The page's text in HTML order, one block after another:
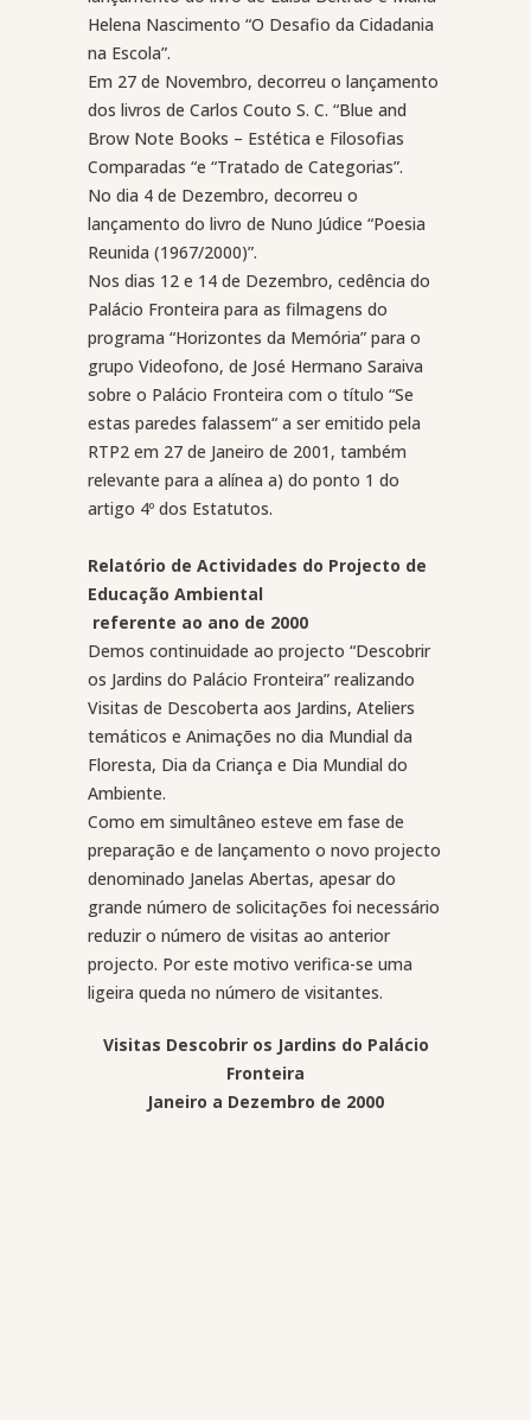
Helena Nascimento “O Desafio da Cidadania
na Escola”.
Em 27 de Novembro, decorreu o lançamento
dos livros de Carlos Couto S. C. “Blue and
Brow Note Books – Estética e Filosofias
Comparadas “e “Tratado de Categorias”.
No dia 4 de Dezembro, decorreu o
lançamento do livro de Nuno Júdice “Poesia
Reunida (1967/2000)”.
Nos dias 12 e 14 de Dezembro, cedência do
Palácio Fronteira para as filmagens do
programa “Horizontes da Memória” para o
grupo Videofono, de José Hermano Saraiva
sobre o Palácio Fronteira com o título “Se
estas paredes falassem“ a ser emitido pela
RTP2 em 27 de Janeiro de 2001, também
relevante para a alínea a) do ponto 1 do
artigo 4º dos Estatutos.
Relatório de Actividades do Projecto de
Educação Ambiental
referente ao ano de 2000
Demos continuidade ao projecto “Descobrir
os Jardins do Palácio Fronteira” realizando
Visitas de Descoberta aos Jardins, Ateliers
temáticos e Animações no dia Mundial da
Floresta, Dia da Criança e Dia Mundial do
Ambiente.
Como em simultâneo esteve em fase de
preparação e de lançamento o novo projecto
denominado Janelas Abertas, apesar do
grande número de solicitações foi necessário
reduzir o número de visitas ao anterior
projecto. Por este motivo verifica-se uma
ligeira queda no número de visitantes.
Visitas Descobrir os Jardins do Palácio
Fronteira
Janeiro a Dezembro de 2000